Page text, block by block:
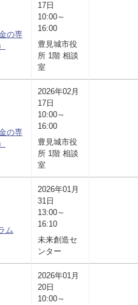
の専
17日
10:00～
16:00
豊見城市役
所 1階 相談
室
の専
2026年02月
17日
10:00～
16:00
豊見城市役
所 1階 相談
室
ム
2026年01月
31日
13:00～
16:10
未来創造セ
ンター
2026年01月
20日
10:00～